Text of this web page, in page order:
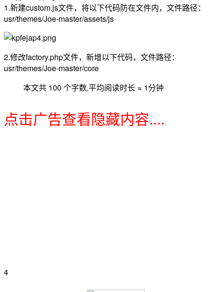
1.新建custom.js文件，将以下代码防在文件内，文件路径：
usr/themes/Joe-master/assets/js
2.修改factory.php文件，新增以下代码，文件路径：
usr/themes/Joe-master/core
本文共 100 个字数,平均阅读时长 ≈ 1分钟
点击广告查看隐藏内容....
4